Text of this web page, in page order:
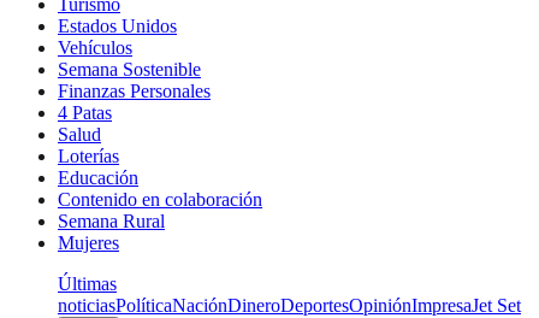
Estados Unidos
Vehículos
Semana Sostenible
Finanzas Personales
4 Patas
Salud
Loterías
Educación
Contenido en colaboración
Semana Rural
Mujeres
Últimas
noticiasPolíticaNaciónDineroDeportesOpiniónImpresaJet Set